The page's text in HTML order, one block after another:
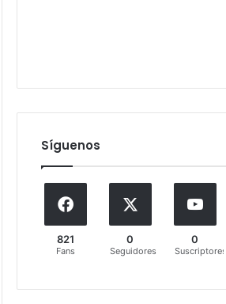
Síguenos
821
Fans
0
Seguidores
0
Suscriptores